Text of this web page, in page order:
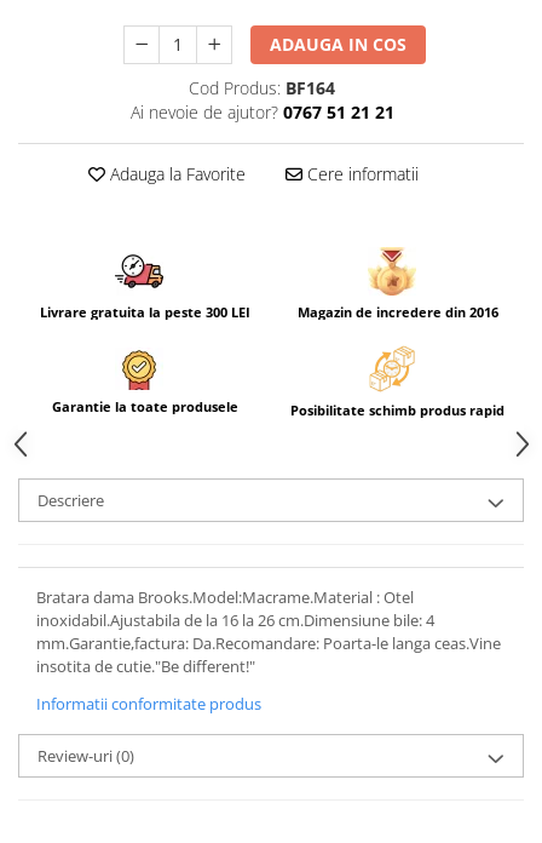
ADAUGA IN COS
Cod Produs: BF164
Ai nevoie de ajutor? 0767 51 21 21
Adauga la Favorite Cere informatii
Livrare gratuita la peste 300 LEI Magazin de incredere din 2016
Garantie la toate produsele Posibilitate schimb produs rapid
Descriere
Bratara dama Brooks.Model:Macrame.Material : Otel
inoxidabil.Ajustabila de la 16 la 26 cm.Dimensiune bile: 4
mm.Garantie,factura: Da.Recomandare: Poarta-le langa ceas.Vine
insotita de cutie."Be different!"
Informatii conformitate produs
Review-uri(0)